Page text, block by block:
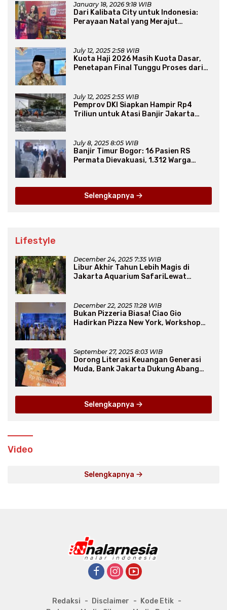
January 18, 2026 9:18 WIB
Dari Kalibata City untuk Indonesia:
Perayaan Natal yang Merajut
July 12, 2025 2:58 WIB
Kuota Haji 2026 Masih Kuota Dasar,
Penetapan Final Tunggu Proses dari
July 12, 2025 2:55 WIB
Pemprov DKI Siapkan Hampir Rp4
Triliun untuk Atasi Banjir Jakarta
July 8, 2025 8:05 WIB
Banjir Timur Bogor: 16 Pasien RS
Permata Dievakuasi, 1.312 Warga
Selengkapnya
Lifestyle
December 24, 2025 7:35 WIB
Libur Akhir Tahun Lebih Magis di
Jakarta Aquarium SafariLewat
December 22, 2025 11:28 WIB
Bukan Pizzeria Biasa! Ciao Gio
Hadirkan Pizza New York, Workshop
September 27, 2025 8:03 WIB
Dorong Literasi Keuangan Generasi
Muda, Bank Jakarta Dukung Abang
Selengkapnya
Video
Selengkapnya
Redaksi Disclaimer
Kode Etik